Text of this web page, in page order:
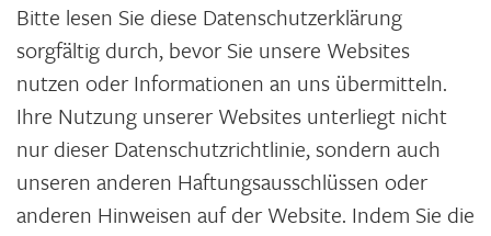
Bitte lesen Sie diese Datenschutzerklärung
sorgfältig durch, bevor Sie unsere Websites
nutzen oder Informationen an uns übermitteln.
Ihre Nutzung unserer Websites unterliegt nicht
nur dieser Datenschutzrichtlinie, sondern auch
unseren anderen Haftungsausschlüssen oder
anderen Hinweisen auf der Website. Indem Sie die